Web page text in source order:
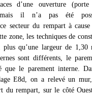
d’une ouverture
mais il n’a pas été
secteur du rempart à
zone, les techniques de
plus qu’une largeur de 1,30
sont différents, le
que le parement interne.
E8d, on a relevé un
du rempart, sur le côté